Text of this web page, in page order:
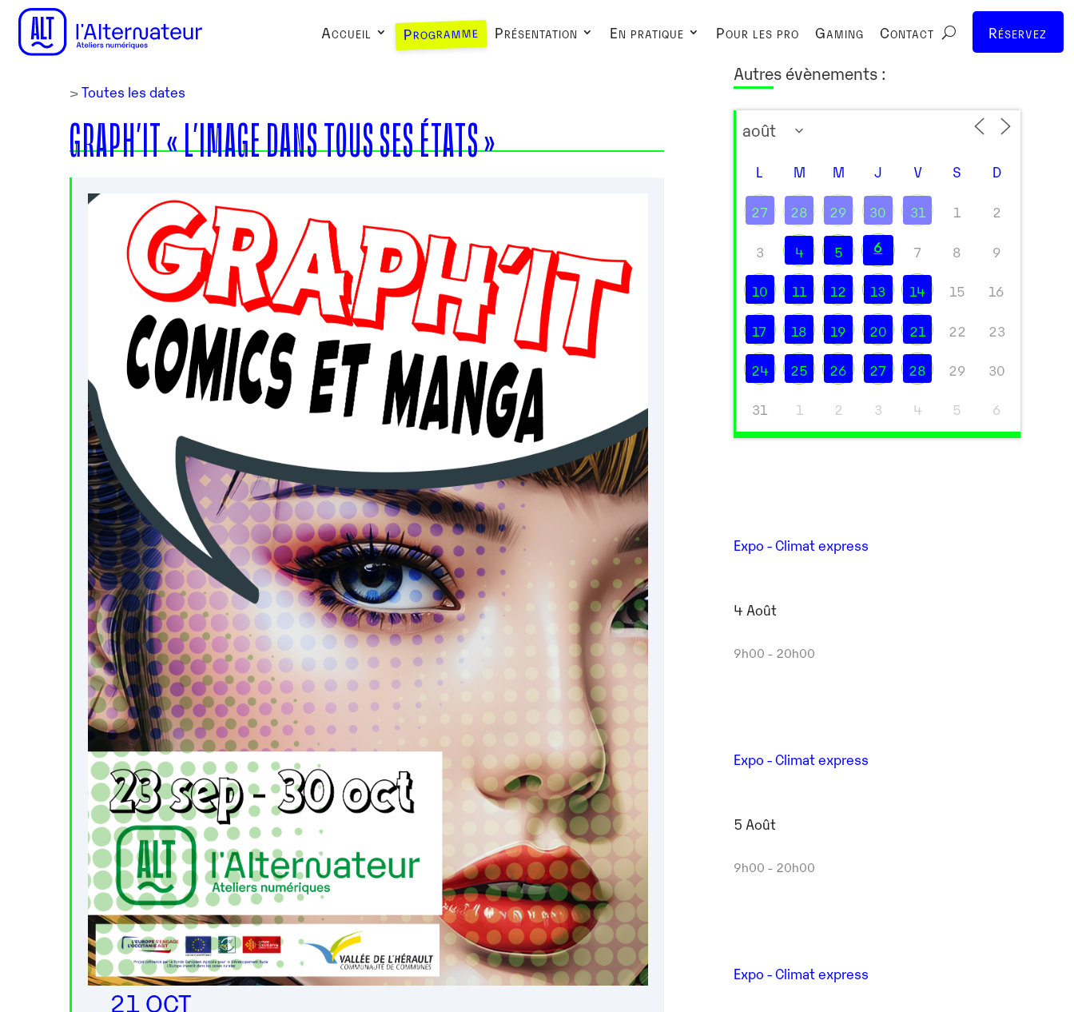
Accueil Programme Présentation En pratique Pour les pro Gaming Contact Réservez
> Toutes les dates
GRAPH’IT « L’IMAGE DANS TOUS SES ÉTATS »
21 OCT
Autres évènements :
L M M J V S D
27 28 29 30 31 1 2
3 4 5 6 7 8 9
10 11 12 13 14 15 16
17 18 19 20 21 22 23
24 25 26 27 28 29 30
31 1 2 3 4 5 6
Expo - Climat express
4 Août
9h00 - 20h00
Expo - Climat express
5 Août
9h00 - 20h00
Expo - Climat express